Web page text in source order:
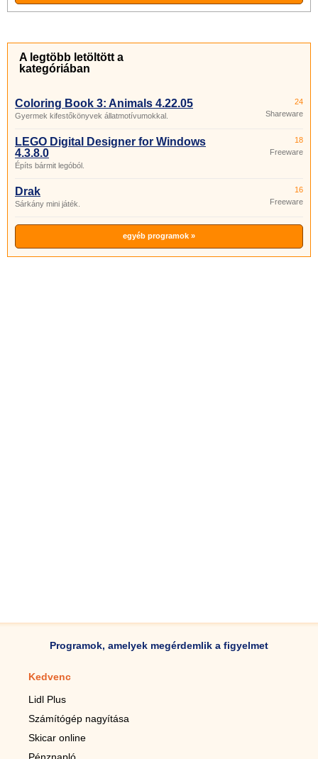
A legtöbb letöltött a
kategóriában
Coloring Book 3: Animals 4.22.05
Gyermek kifestőkönyvek állatmotívumokkal.
24
Shareware
LEGO Digital Designer for Windows
4.3.8.0
Építs bármit legóból.
18
Freeware
Drak
Sárkány mini játék.
16
Freeware
egyéb programok »
Programok, amelyek megérdemlik a figyelmet
Kedvenc
Lidl Plus
Számítógép nagyítása
Skicar online